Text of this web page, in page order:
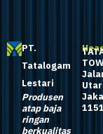
PT.
Tatalogam
Lestari
Produsen
atap baja
ringan
berkualitas